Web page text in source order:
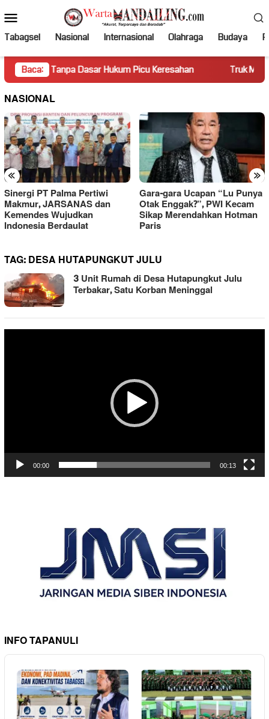
ke
kontenMobile
Tabagsel Nasional Internasional Olahraga Budaya
Baca:
Tanpa Dasar Hukum Picu Keresahan Truk Miring Hambat
NASIONAL
« »
Sinergi PT Palma Pertiwi
Makmur, JARSANAS dan
Kemendes Wujudkan
Indonesia Berdaulat
Gara-gara Ucapan “Lu Punya
Otak Enggak?”, PWI Kecam
Sikap Merendahkan Hotman
Paris
TAG:DESA HUTAPUNGKUT JULU
3 Unit Rumah di Desa Hutapungkut Julu
Terbakar, Satu Korban Meninggal
00:00 00:13
INFO TAPANULI